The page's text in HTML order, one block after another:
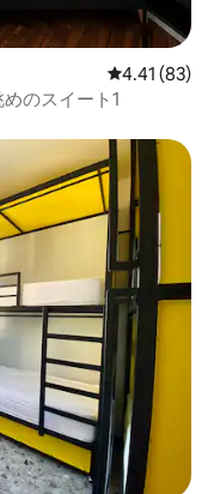
レビュー83
4.41 (83)
のスイート1